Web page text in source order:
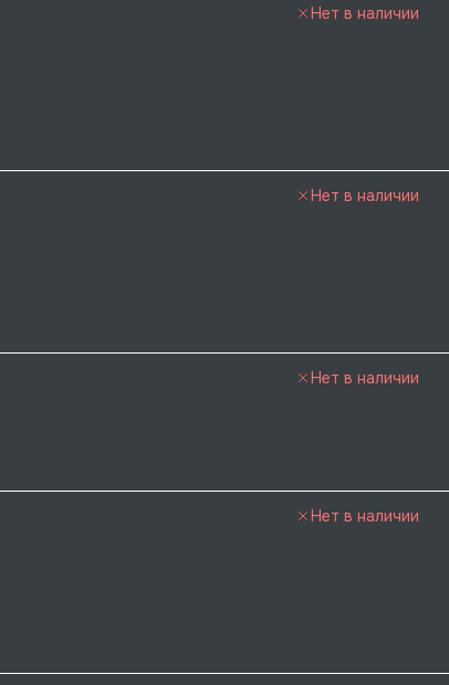
Нет в наличии
Нет в наличии
Нет в наличии
Нет в наличии